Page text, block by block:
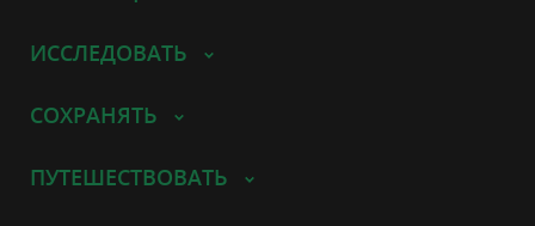
ИССЛЕДОВАТЬ
СОХРАНЯТЬ
ПУТЕШЕСТВОВАТЬ